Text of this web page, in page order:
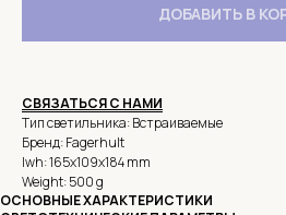
ДОБАВИТЬ В
СВЯЗАТЬСЯ С НАМИ
Тип светильника: Встраиваемые
Бренд: Fagerhult
lwh: 165x109x184 mm
Weight: 500 g
ОСНОВНЫЕ ХАРАКТЕРИСТИКИ